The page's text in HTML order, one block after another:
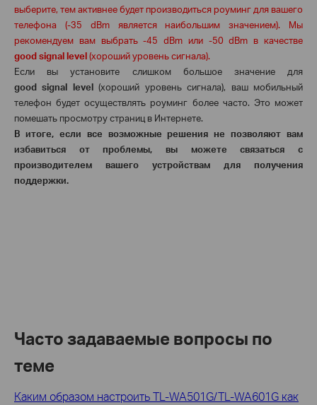
выберите, тем активнее будет производиться роуминг для вашего
телефона (-35 dBmявляется наибольшим значением). Мы
рекомендуем вам выбрать -45dBm или -50dBm в качестве
goodsignallevel(хороший уровень сигнала).
Если вы установите слишком большое значение для
goodsignal level(хороший уровень сигнала), ваш мобильный
телефон будет осуществлять роуминг более часто. Это может
помешать просмотру cтраниц в Интернете.
В итоге, если все возможные решения не позволяют вам
избавиться от проблемы, вы можете связаться с
производителем вашего устройствам для получения
поддержки.
Часто задаваемые вопросы по
теме
Каким образом настроить TL-WA501G/TL-WA601G как